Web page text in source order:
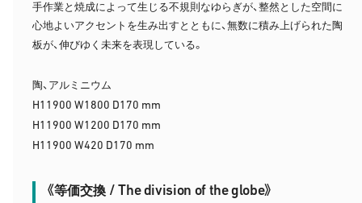
手作業と焼成によって生じる不規則なゆらぎが、整然とした空間に
心地よいアクセントを生み出すとともに、無数に積み上げられた陶
板が、伸びゆく未来を表現している。
陶、アルミニウム
H11900 W1800 D170 mm
H11900 W1200 D170 mm
H11900 W420 D170 mm
《等価交換 / The division of the globe》